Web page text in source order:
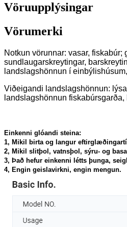
Vöruupplýsingar
Vörumerki
Notkun vörunnar: vasar, fiskabúr;
sundlaugarskreytingar,
landslagshönnun í
Viðeigandi landslagshönnun:
landslagshönnun fiskabúrsgarða,
Einkenni glóandi steina:
1, Mikil birta og langur
2, Mikil slitþol, vatnsþol, sýru- og
3, Það hefur einkenni létts þunga,
4, Engin geislavirkni, engin mengun.